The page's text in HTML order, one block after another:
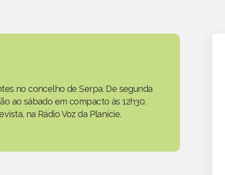
no concelho de Serpa. De segunda
ao sábado em compacto às 12h30.
na Rádio Voz da Planície.